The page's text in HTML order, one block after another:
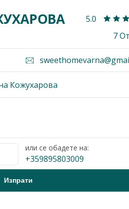
5.0
7
Кожухарова
или се обадете на:
+359895803009